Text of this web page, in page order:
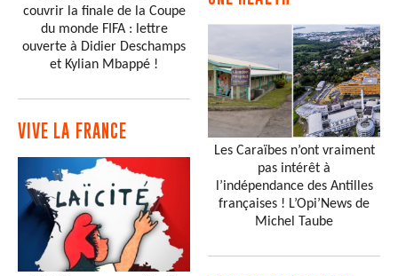
couvrir la finale de la Coupe
du monde FIFA : lettre
ouverte à Didier Deschamps
et Kylian Mbappé !
VIVE LA FRANCE
Les Caraïbes n’ont vraiment
pas intérêt à
l’indépendance des Antilles
françaises ! L’Opi’News de
Michel Taube